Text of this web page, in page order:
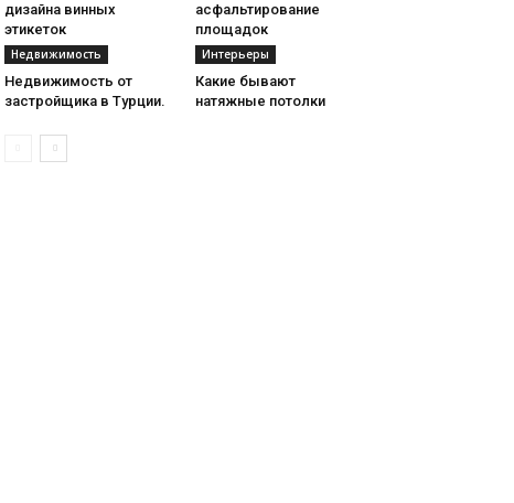
дизайна винных
этикеток
асфальтирование
площадок
Недвижимость
Недвижимость от
застройщика в Турции.
Интерьеры
Какие бывают
натяжные потолки